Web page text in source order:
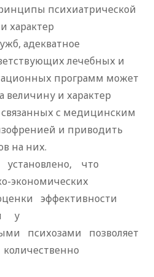
психиатрической
характер
адекватное
лечебных и
программ может
величину и характер
с медицинским
и приводить
на них.
что
экономических
эффективности
у
психозами позволяет